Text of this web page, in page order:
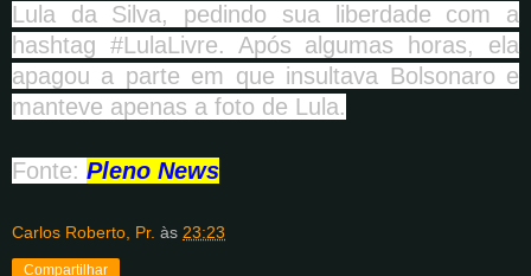
Lula da Silva, pedindo sua liberdade com a
hashtag #LulaLivre. Após algumas horas, ela
apagou a parte em que insultava Bolsonaro e
manteve apenas a foto de Lula.
Fonte: Pleno News
Carlos Roberto, Pr. às 23:23
Compartilhar